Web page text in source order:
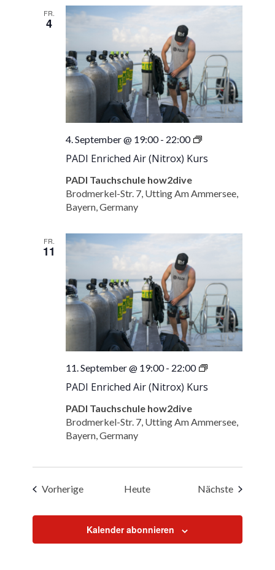
FR.
4
PADI Enriched Air (Nitrox) Kurs
4. September @ 19:00- 22:00
PADI
Air
Kurs
PADI Tauchschule how2dive
Brodmerkel-Str. 7, Utting Am Ammersee,
Bayern, Germany
FR.
11
PADI Enriched Air (Nitrox) Kurs
11. September @ 19:00- 22:00
PADI
Air
Kurs
PADI Tauchschule how2dive
Brodmerkel-Str. 7, Utting Am Ammersee,
Bayern, Germany
VorherigeVeranstaltungen
Heute Nächste
Kalender abonnieren